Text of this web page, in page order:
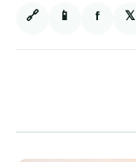
𝕏
f
📱
🔗